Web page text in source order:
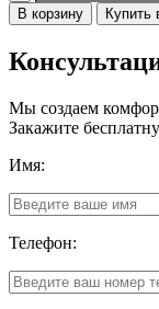
В корзину Купить
Мы создаем
Закажите
Имя:
Телефон: